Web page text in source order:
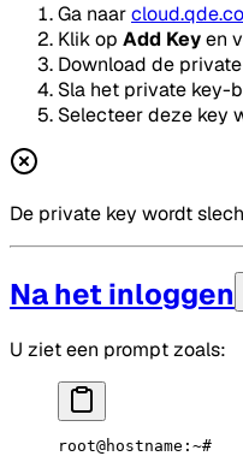
Ga naar
Klik op Add Keyen
Download de
Sla het private key-
Selecteer deze key
De private key wordt
Na het inloggen
U ziet een prompt zoals:
root@hostname:~#